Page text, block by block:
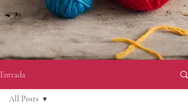
Entrada
All Posts